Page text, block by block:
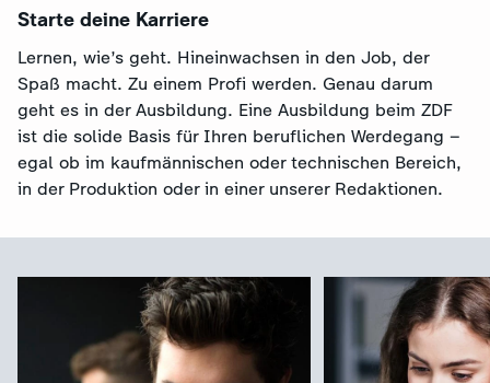
Starte deine Karriere
Lernen, wie’s geht. Hineinwachsen in den Job, der
Spaß macht. Zu einem Profi werden. Genau darum
geht es in der Ausbildung. Eine Ausbildung beim ZDF
ist die solide Basis für Ihren beruflichen Werdegang –
egal ob im kaufmännischen oder technischen Bereich,
in der Produktion oder in einer unserer Redaktionen.